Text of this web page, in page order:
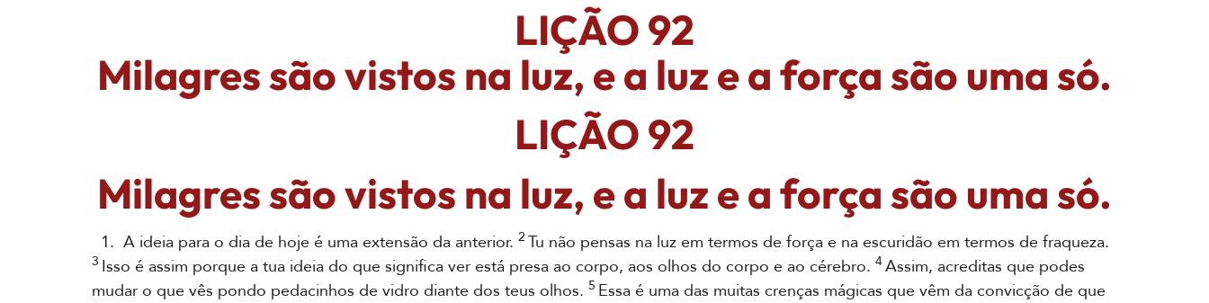
LIÇÃO 92
Milagres são vistos na luz, e a luz e a força são uma só.
LIÇÃO 92
Milagres são vistos na luz, e a luz e a força são uma só.
1. A ideia para o dia de hoje é uma extensão da anterior. 2 Tu não pensas na luz em termos de força e na escuridão em termos de fraqueza.
3 Isso é assim porque a tua ideia do que significa ver está presa ao corpo, aos olhos do corpo e ao cérebro. 4Assim, acreditas que podes
mudar o que vês pondo pedacinhos de vidro diante dos teus olhos. 5 Essa é uma das muitas crenças mágicas que vêm da convicção de que